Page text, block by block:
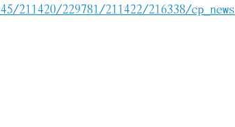
229781/211422/216338/cp_news